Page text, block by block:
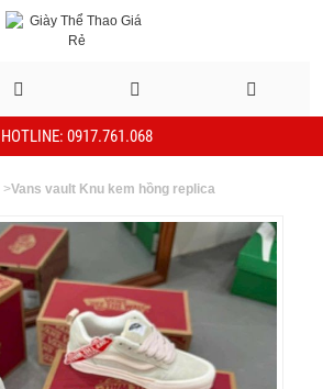
HOTLINE: 0917.761.068
>Vans vault Knu kem hồng replica